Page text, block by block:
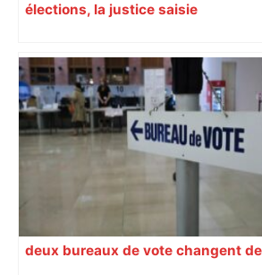
élections, la justice saisie
deux bureaux de vote changent